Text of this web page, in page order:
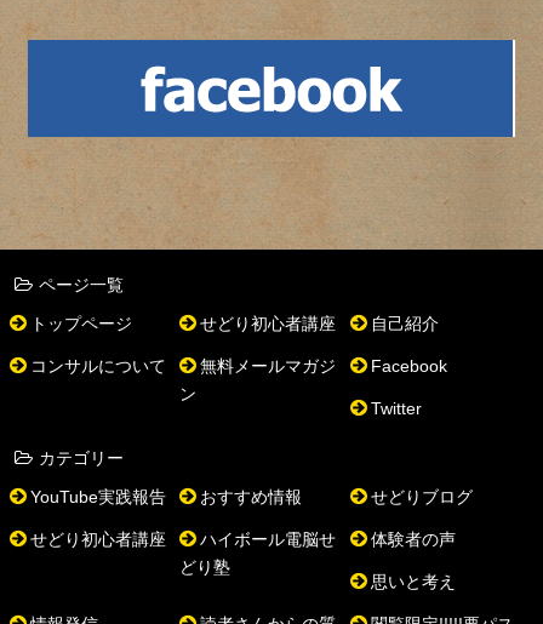
ページ一覧
トップページ
せどり初心者講座 自己紹介
コンサルについて
無料メールマガジ
ン
Facebook
Twitter
カテゴリー
YouTube実践報告
おすすめ情報 せどりブログ
せどり初心者講座
ハイボール電脳せ
どり塾
体験者の声
思いと考え